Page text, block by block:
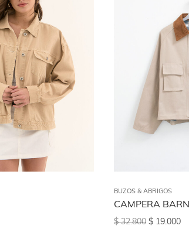
BUZOS & ABRIGOS
CAMPERA BARN
$32.800 $ 19.000